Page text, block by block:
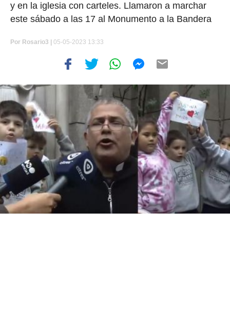
y en la iglesia con carteles. Llamaron a marchar
este sábado a las 17 al Monumento a la Bandera
Por Rosario3 | 05-05-2023 13:33